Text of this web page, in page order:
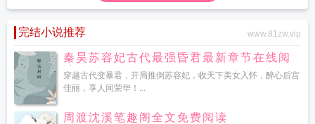
完结小说推荐 www.81zw.vip
秦昊苏容妃古代最强昏君最新章节在线阅
读
穿越古代变暴君，开局推倒苏容妃，收天下美女入怀，醉心后宫
佳丽，享人间荣华！...
周渡沈溪笔趣阁全文免费阅读